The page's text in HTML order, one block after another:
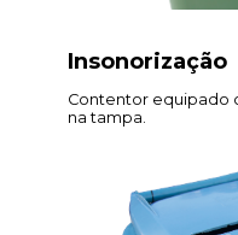
Insonorização
Contentor equipado
na tampa.